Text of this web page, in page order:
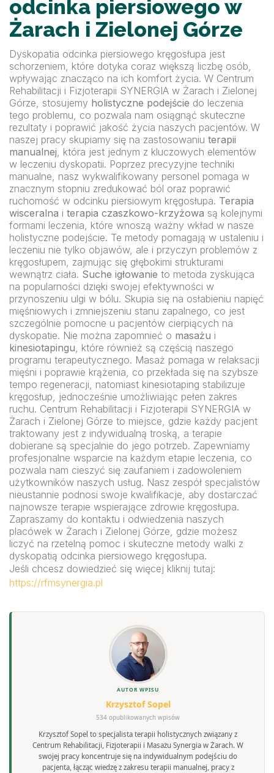
odcinka piersiowego w
Żarach i Zielonej Górze
Dyskopatia odcinka piersiowego kręgosłupa jest
schorzeniem, które dotyka coraz większą liczbę osób,
wpływając znacząco na ich komfort życia. W Centrum
Rehabilitacji i Fizjoterapii SYNERGIA w Żarach i Zielonej
Górze, stosujemy holistyczne podejście do leczenia
tego problemu, co pozwala nam osiągnąć skuteczne
rezultaty i poprawić jakość życia naszych pacjentów. W
naszej pracy skupiamy się na zastosowaniu terapii
manualnej, która jest jednym z kluczowych elementów
w leczeniu dyskopatii. Poprzez precyzyjne techniki
manualne, nasz wykwalifikowany personel pomaga w
znacznym stopniu zredukować ból oraz poprawić
ruchomość w odcinku piersiowym kręgosłupa. Terapia
wisceralna i terapia czaszkowo-krzyżowa są kolejnymi
formami leczenia, które wnoszą ważny wkład w nasze
holistyczne podejście. Te metody pomagają w ustaleniu i
leczeniu nie tylko objawów, ale i przyczyn problemów z
kręgosłupem, zajmując się głębokimi strukturami
wewnątrz ciała. Suche igłowanie to metoda zyskująca
na popularności dzięki swojej efektywności w
przynoszeniu ulgi w bólu. Skupia się na osłabieniu napięć
mięśniowych i zmniejszeniu stanu zapalnego, co jest
szczególnie pomocne u pacjentów cierpiących na
dyskopatie. Nie można zapomnieć o masażu i
kinesiotapingu, które również są częścią naszego
programu terapeutycznego. Masaż pomaga w relaksacji
mięśni i poprawie krążenia, co przekłada się na szybsze
tempo regeneracji, natomiast kinesiotaping stabilizuje
kręgosłup, jednocześnie umożliwiając pełen zakres
ruchu. Centrum Rehabilitacji i Fizjoterapii SYNERGIA w
Żarach i Zielonej Górze to miejsce, gdzie każdy pacjent
traktowany jest z indywidualną troską, a terapie
dobierane są specjalnie do jego potrzeb. Zapewniamy
profesjonalne wsparcie na każdym etapie leczenia, co
pozwala nam cieszyć się zaufaniem i zadowoleniem
użytkowników naszych usług. Nasz zespół specjalistów
nieustannie podnosi swoje kwalifikacje, aby dostarczać
najnowsze terapie wspierające zdrowie kręgosłupa.
Zapraszamy do kontaktu i odwiedzenia naszych
placówek w Żarach i Zielonej Górze, gdzie możesz
liczyć na rzetelną pomoc i skuteczne metody walki z
dyskopatią odcinka piersiowego kręgosłupa.
Jeśli chcesz dowiedzieć się więcej kliknij tutaj:
https://rfmsynergia.pl
AUTOR WPISU
Krzysztof Sopel
534 opublikowanych wpisów
Krzysztof Sopel to specjalista terapii holistycznych związany z
Centrum Rehabilitacji, Fizjoterapii i Masażu Synergia w Żarach. W
swojej pracy koncentruje się na indywidualnym podejściu do
pacjenta, łącząc wiedzę z zakresu terapii manualnej, pracy z